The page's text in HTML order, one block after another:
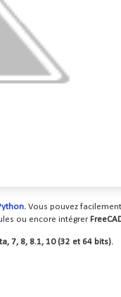
. Vous pouvez
ou encore intégrer
7, 8, 8.1, 10 (32 et 64 bits).